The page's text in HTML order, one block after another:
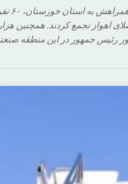
همزمان با سفر حسن روحانی، رئیس
اهواز تجمع کردند. همچنین
رئیس جمهور در این منطقه